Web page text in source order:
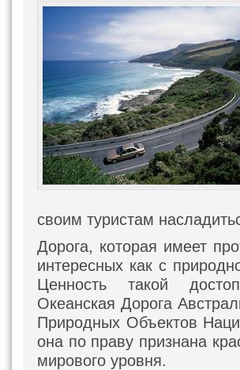
своим туристам
Дорога, которая имеет
интересных как с
Ценность такой
Океанская Дорога
Природных Объектов
она по праву признана
мирового уровня.